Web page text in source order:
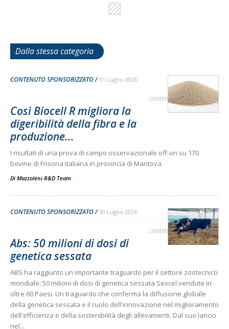
Dalla stessa categoria
CONTENUTO SPONSORIZZATO 31 Luglio 2026
contenuto sponsorizzato
Così Biocell R migliora la
digeribilità della fibra e la
produzione...
I risultati di una prova di campo osservazionale off-on su 170
bovine di Frisona italiana in provincia di Mantova
Di Mazzoleni R&D Team -
CONTENUTO SPONSORIZZATO 30 Luglio 2026
contenuto sponsorizzato
Abs: 50 milioni di dosi di
genetica sessata
ABS ha raggiunto un importante traguardo per il settore zootecnico
mondiale: 50 milioni di dosi di genetica sessata Sexcel vendute in
oltre 60 Paesi. Un traguardo che conferma la diffusione globale
della genetica sessata e il ruolo dell'innovazione nel miglioramento
dell'efficienza e della sostenibilità degli allevamenti. Dal suo lancio
nel...